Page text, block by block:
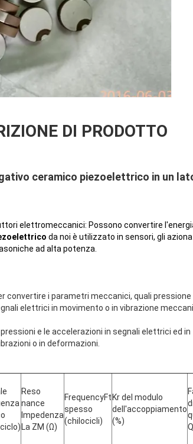
DI PRODOTTO
ceramico piezoelettrico in un
elettromeccanici: Possono convertire
da noi è utilizzato in sensori, gli
ad alta potenza.
convertire i parametri meccanici, quali pressione
elettrici in movimento o in vibrazione
e le accelerazioni in segnali elettrici ed
o in deformazioni.
Reso
nance
Impedenza
La ZM (Ω)
FrequencyFt
spesso
(chilocicli)
Kr del modulo
dell'accoppiamento
(%)